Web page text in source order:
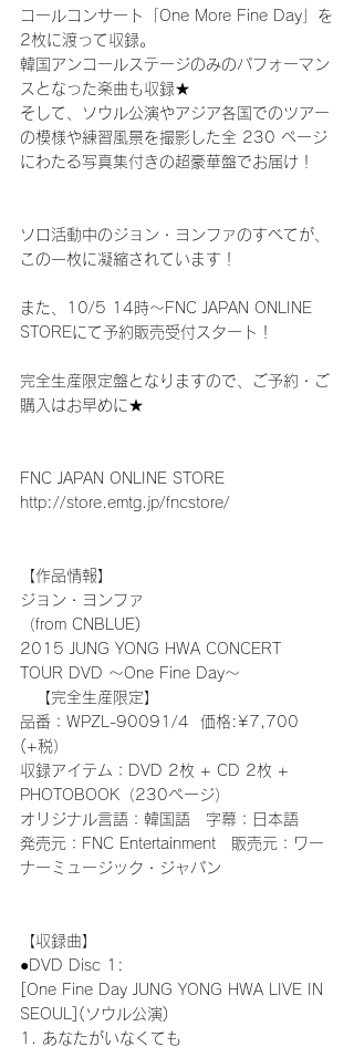
コールコンサート「One More Fine Day」を
2枚に渡って収録。
韓国アンコールステージのみのパフォーマン
スとなった楽曲も収録★
そして、ソウル公演やアジア各国でのツアー
の模様や練習風景を撮影した全 230 ページ
にわたる写真集付きの超豪華盤でお届け！
ソロ活動中のジョン・ヨンファのすべてが、
この一枚に凝縮されています！
また、10/5 14時～FNC JAPAN ONLINE
STOREにて予約販売受付スタート！
完全生産限定盤となりますので、ご予約・ご
購入はお早めに★
FNC JAPAN ONLINE STORE
http://store.emtg.jp/fncstore/
【作品情報】
ジョン・ヨンファ
（from CNBLUE)
2015 JUNG YONG HWA CONCERT
TOUR DVD ～One Fine Day～
【完全生産限定】
品番：WPZL-90091/4  価格:¥7,700
(+税）
収録アイテム：DVD 2枚 + CD 2枚 +
PHOTOBOOK（230ページ）
オリジナル言語：韓国語　字幕：日本語
発売元：FNC Entertainment　販売元：ワー
ナーミュージック・ジャパン
【収録曲】
●DVD Disc 1:
[One Fine Day JUNG YONG HWA LIVE IN
SEOUL](ソウル公演)
1. あなたがいなくても